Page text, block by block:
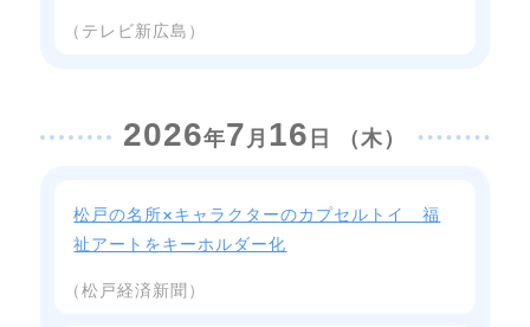
（テレビ新広島）
2026年7 月 16 日 （木）
松戸の名所×キャラクターのカプセルトイ 福
祉アートをキーホルダー化
（松戸経済新聞）